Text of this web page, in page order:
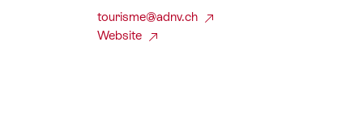
tourisme@adnv.ch
Website